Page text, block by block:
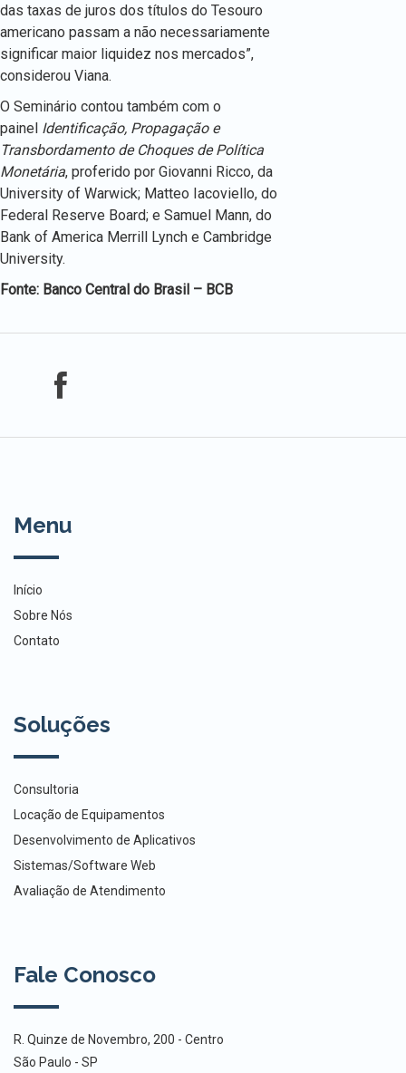
das taxas de juros dos títulos do Tesouro
americano passam a não necessariamente
significar maior liquidez nos mercados”,
considerou Viana.
O Seminário contou também com o
painel Identificação, Propagação e
Transbordamento de Choques de Política
Monetária, proferido por Giovanni Ricco, da
University of Warwick; Matteo Iacoviello, do
Federal Reserve Board; e Samuel Mann, do
Bank of America Merrill Lynch e Cambridge
University.
Fonte: Banco Central do Brasil – BCB
Menu
Início
Sobre Nós
Contato
Soluções
Consultoria
Locação de Equipamentos
Desenvolvimento de Aplicativos
Sistemas/Software Web
Avaliação de Atendimento
Fale Conosco
R. Quinze de Novembro, 200 - Centro
São Paulo - SP